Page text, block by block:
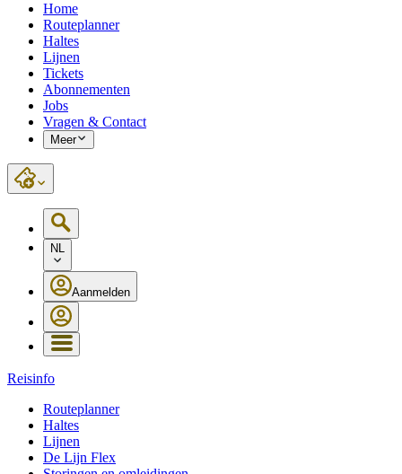
Home
Routeplanner
Haltes
Lijnen
Tickets
Abonnementen
Jobs
Vragen & Contact
Meer
NL
Aanmelden
Reisinfo
Routeplanner
Haltes
Lijnen
De Lijn Flex